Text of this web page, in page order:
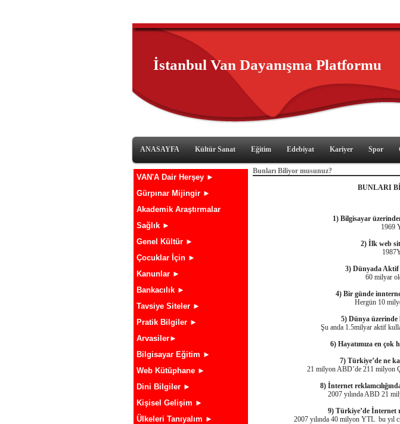
İstanbul Van Dayanışma Platformu
ANASAYFA Kültür Sanat Eğitim Edebiyat Kariyer Spor
VAN'A Dair Herşey ►
Gürpınar Mijingir ►
Akademik Araştırmalar
Sağlık ►
Genel Kültür ►
Çocuklar İçin ►
Kanunlar ►
Bankacılık ►
Tavsiye Siteler ►
Pratik Bilgiler ►
Arvasiler►
Bilgisayar Eğitim ►
Web Kütüphane ►
Dini Bilgiler ►
Kişisel Gelişim ►
Ülkeleri Tanıyalım ►
Bunları Biliyor musunuz?
BUNLARI
1) Bilgisayar
1969
2) İlk web
3) Dünyada Aktif
60 milyar
4) Bir günde
Hergün 10
5) Dünya üzerinde
Şu anda 1.5milyar aktif
6) Hayatımıza en çok
7) Türkiye’de ne
21 milyon ABD’de 211 milyon
8) İnternet
2007 yılında ABD 21
9) Türkiye’de İnternet
2007 yılında 40 milyon YTL bu yıl